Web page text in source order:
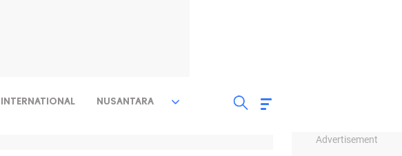
Advertisement
INTERNATIONAL NUSANTARA